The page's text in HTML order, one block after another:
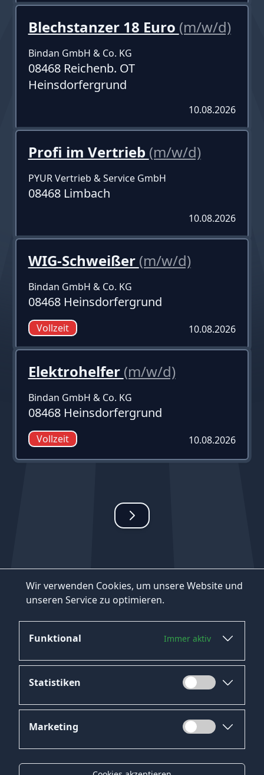
Wir verwenden Cookies, um unsere Website und
unseren Service zu optimieren.
Funktional Immer aktiv
Statistiken
Marketing
Blechstanzer 18 Euro (m/w/d)
Bindan GmbH & Co. KG
08468 Reichenb. OT
Heinsdorfergrund
10.08.2026
Profi im Vertrieb (m/w/d)
PYUR Vertrieb & Service GmbH
08468 Limbach
10.08.2026
WIG-Schweißer (m/w/d)
Bindan GmbH & Co. KG
08468 Heinsdorfergrund
Vollzeit 10.08.2026
Elektrohelfer (m/w/d)
Bindan GmbH & Co. KG
08468 Heinsdorfergrund
Vollzeit 10.08.2026
Datenschutz
Impressum